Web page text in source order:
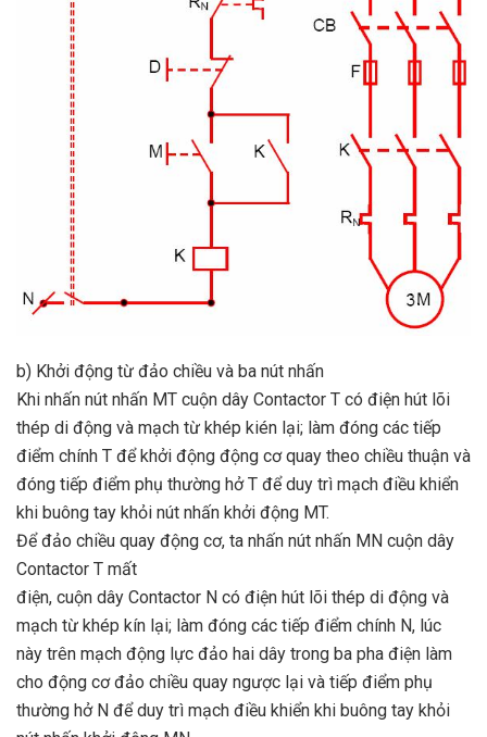
b) Khởi động từ đảo chiều và ba nút nhấn
Khi nhấn nút nhấn MT cuộn dây Contactor T có điện hút lõi
thép di động và mạch từ khép kién lại; làm đóng các tiếp
điểm chính T để khởi động động cơ quay theo chiều thuận và
đóng tiếp điểm phụ thường hở T để duy trì mạch điều khiển
khi buông tay khỏi nút nhấn khởi động MT.
Để đảo chiều quay động cơ, ta nhấn nút nhấn MN cuộn dây
Contactor T mất
điện, cuộn dây Contactor N có điện hút lõi thép di động và
mạch từ khép kín lại; làm đóng các tiếp điểm chính N, lúc
này trên mạch động lực đảo hai dây trong ba pha điện làm
cho động cơ đảo chiều quay ngược lại và tiếp điểm phụ
thường hở N để duy trì mạch điều khiển khi buông tay khỏi